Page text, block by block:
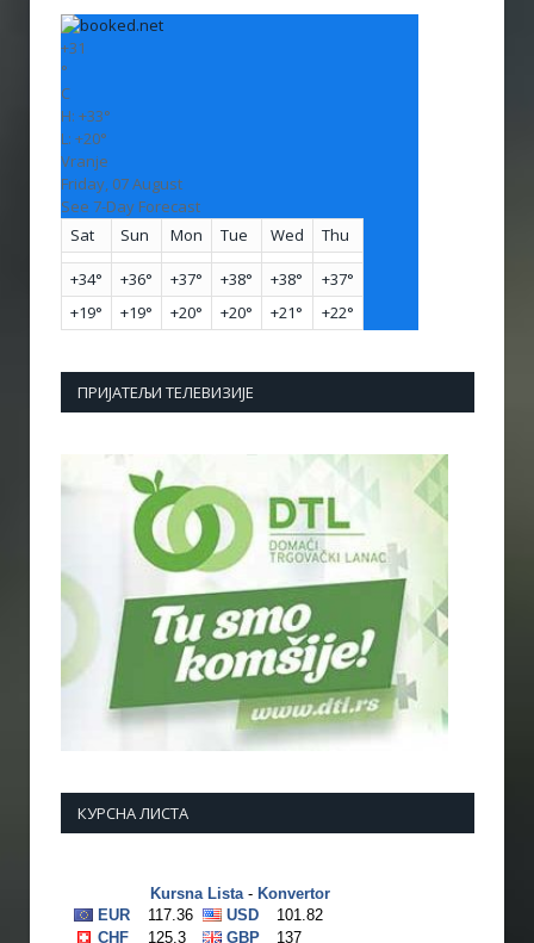
+31
°
C
H: +33°
L: +20°
Vranje
Friday, 07 August
See 7-Day Forecast
Sat
Sun Mon Tue Wed Thu
+34° +36° +37° +38° +38° +37°
+19° +19° +20° +20° +21° +22°
ПРИЈАТЕЉИ ТЕЛЕВИЗИЈЕ
КУРСНА ЛИСТА